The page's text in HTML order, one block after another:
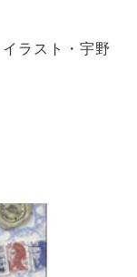
ラスト・宇野